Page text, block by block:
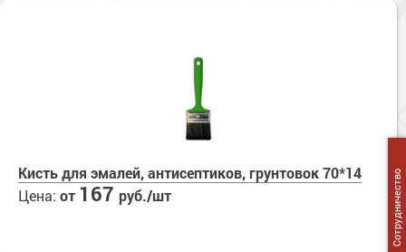
Кисть для эмалей, антисептиков, грунтовок 70*14
Цена: от 167 руб./шт Сотрудничество